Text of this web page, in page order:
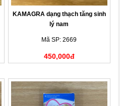
KAMAGRA dạng thạch tăng sinh
lý nam
Mã SP: 2669
450,000đ